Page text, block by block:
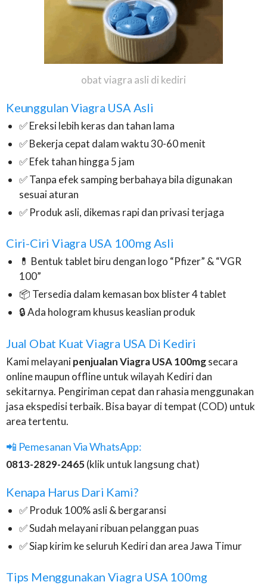
obat viagra asli di kediri
Keunggulan Viagra USA Asli
✅ Ereksi lebih keras dan tahan lama
✅ Bekerja cepat dalam waktu 30-60 menit
✅ Efek tahan hingga 5 jam
✅ Tanpa efek samping berbahaya bila digunakan
sesuai aturan
✅ Produk asli, dikemas rapi dan privasi terjaga
Ciri-Ciri Viagra USA 100mg Asli
💊 Bentuk tablet biru dengan logo “Pfizer” & “VGR
100”
📦 Tersedia dalam kemasan box blister 4 tablet
🔒 Ada hologram khusus keaslian produk
Jual Obat Kuat Viagra USA Di Kediri
Kami melayanipenjualan Viagra USA 100mgsecara
online maupun offline untuk wilayah Kediri dan
sekitarnya. Pengiriman cepat dan rahasia menggunakan
jasa ekspedisi terbaik. Bisa bayar di tempat (COD) untuk
area tertentu.
📲 Pemesanan Via WhatsApp:
0813-2829-2465(klik untuk langsung chat)
Kenapa Harus Dari Kami?
✅ Produk 100% asli & bergaransi
✅ Sudah melayani ribuan pelanggan puas
✅ Siap kirim ke seluruh Kediri dan area Jawa Timur
Tips Menggunakan Viagra USA 100mg